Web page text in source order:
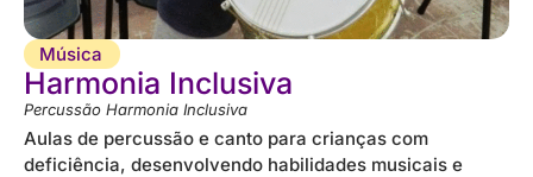
Música
Harmonia Inclusiva
Percussão Harmonia Inclusiva
Aulas de percussão e canto para crianças com
deficiência, desenvolvendo habilidades musicais e